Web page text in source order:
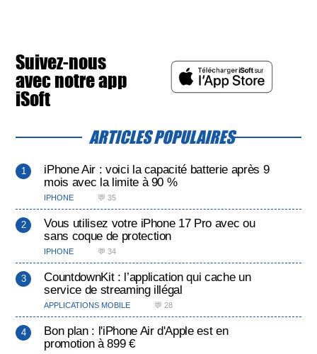
Suivez-nous
avec notre app
iSoft
ARTICLES POPULAIRES
iPhone Air : voici la capacité batterie après 9
mois avec la limite à 90 %
IPHONE 💬 35
Vous utilisez votre iPhone 17 Pro avec ou
sans coque de protection
IPHONE 💬 34
CountdownKit : l’application qui cache un
service de streaming illégal
APPLICATIONS MOBILE 💬 28
Bon plan : l'iPhone Air d'Apple est en
promotion à 899 €